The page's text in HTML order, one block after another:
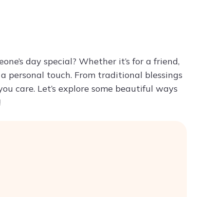
day special? Whether it’s for a friend,
personal touch. From traditional blessings
care. Let’s explore some beautiful ways